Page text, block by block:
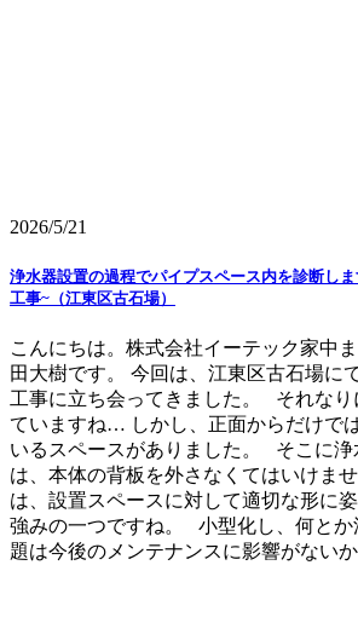
2026/5/21
浄水器設置の過程でパイプスペース内を診断し
工事~（江東区古石場）
こんにちは。株式会社イーテック家中
田大樹です。 今回は、江東区古石場に
工事に立ち会ってきました。 それなり
ていますね… しかし、正面からだけで
いるスペースがありました。 そこに浄
は、本体の背板を外さなくてはいけま
は、設置スペースに対して適切な形に
強みの一つですね。 小型化し、何とか
題は今後のメンテナンスに影響がない